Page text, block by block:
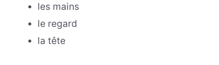
les mains
le regard
la tête